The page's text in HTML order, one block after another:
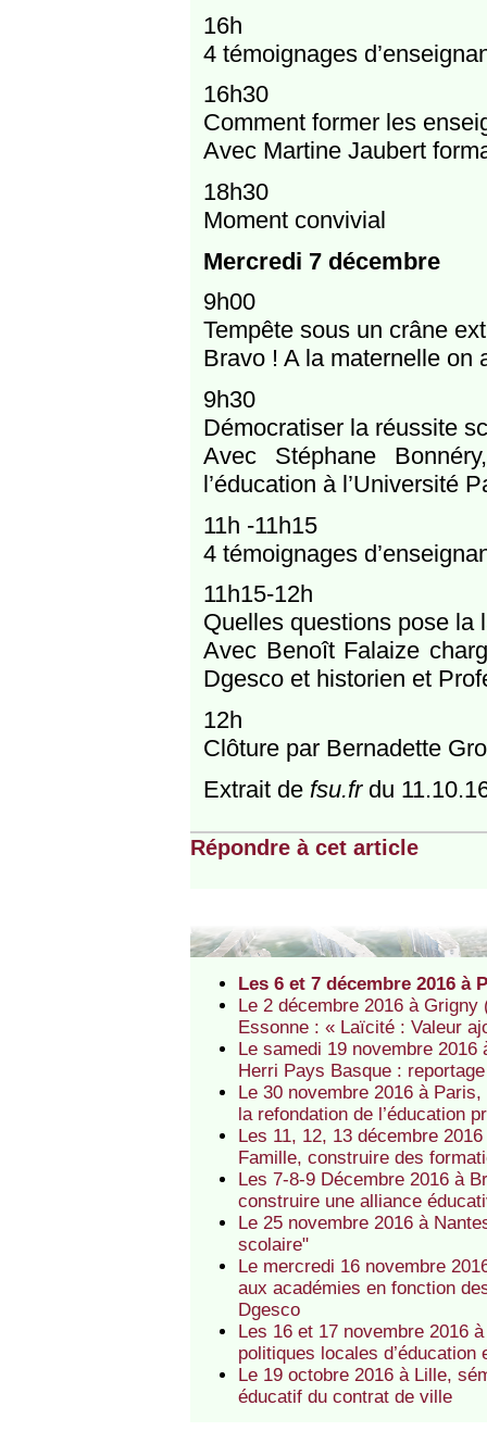
16h
4 témoignages
16h30
Comment former les
Avec Martine Jaubert
18h30
Moment convivial
Mercredi 7 décembre
9h00
Tempête sous un crâne
Bravo ! A la maternelle on
9h30
Démocratiser la réussite
Avec Stéphane
l’éducation à l’Université
11h -11h15
4 témoignages
11h15-12h
Quelles questions pose la
Avec Benoît Falaize
Dgesco et historien et
12h
Clôture par Bernadette
Extrait de fsu.frdu
Répondre à cet article
Les 6 et 7 décembre 2016
Le 2 décembre 2016 à
Essonne : « Laïcité : Valeur
Le samedi 19 novembre
Herri Pays Basque :
Le 30 novembre 2016 à
la refondation de l’éducation
Les 11, 12, 13 décembre
Famille, construire des
Les 7-8-9 Décembre 2016 à
construire une alliance
Le 25 novembre 2016 à
scolaire"
Le mercredi 16 novembre
aux académies en fonction
Dgesco
Les 16 et 17 novembre 2016
politiques locales
Le 19 octobre 2016 à Lille,
éducatif du contrat de ville